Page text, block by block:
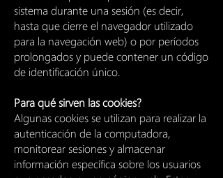
sistema durante una sesión (es decir,
hasta que cierre el navegador utilizado
para la navegación web) o por períodos
prolongados y puede contener un código
de identificación único.
Para qué sirven las cookies?
Algunas cookies se utilizan para realizar la
autenticación de la computadora,
monitorear sesiones y almacenar
información específica sobre los usuarios